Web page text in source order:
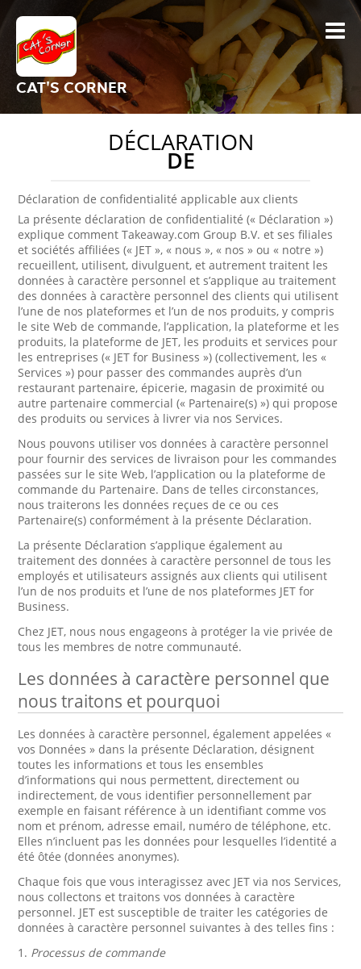
CAT'S CORNER
DÉCLARATION
DE
Déclaration de confidentialité applicable aux clients
La présente déclaration de confidentialité (« Déclaration »)
explique comment Takeaway.com Group B.V. et ses filiales
et sociétés affiliées (« JET », « nous », « nos » ou « notre »)
recueillent, utilisent, divulguent, et autrement traitent les
données à caractère personnel et s’applique au traitement
des données à caractère personnel des clients qui utilisent
l’une de nos plateformes et l’un de nos produits, y compris
le site Web de commande, l’application, la plateforme et les
produits, la plateforme de JET, les produits et services pour
les entreprises (« JET for Business ») (collectivement, les «
Services ») pour passer des commandes auprès d’un
restaurant partenaire, épicerie, magasin de proximité ou
autre partenaire commercial (« Partenaire(s) ») qui propose
des produits ou services à livrer via nos Services.
Nous pouvons utiliser vos données à caractère personnel
pour fournir des services de livraison pour les commandes
passées sur le site Web, l’application ou la plateforme de
commande du Partenaire. Dans de telles circonstances,
nous traiterons les données reçues de ce ou ces
Partenaire(s) conformément à la présente Déclaration.
La présente Déclaration s’applique également au
traitement des données à caractère personnel de tous les
employés et utilisateurs assignés aux clients qui utilisent
l’un de nos produits et l’une de nos plateformes JET for
Business.
Chez JET, nous nous engageons à protéger la vie privée de
tous les membres de notre communauté.
Les données à caractère personnel que
nous traitons et pourquoi
Les données à caractère personnel, également appelées «
vos Données » dans la présente Déclaration, désignent
toutes les informations et tous les ensembles
d’informations qui nous permettent, directement ou
indirectement, de vous identifier personnellement par
exemple en faisant référence à un identifiant comme vos
nom et prénom, adresse email, numéro de téléphone, etc.
Elles n’incluent pas les données pour lesquelles l’identité a
été ôtée (données anonymes).
Chaque fois que vous interagissez avec JET via nos Services,
nous collectons et traitons vos données à caractère
personnel. JET est susceptible de traiter les catégories de
données à caractère personnel suivantes à des telles fins :
1. Processus de commande